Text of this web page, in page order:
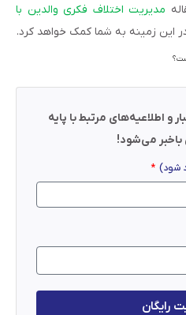
مدیریت اختلاف فکری والدین با
این زمینه به شما کمک خواهد کرد.
و اطلاعیه‌های مرتبط با پایه
باخبر می‌شود!
شود)
رایگان